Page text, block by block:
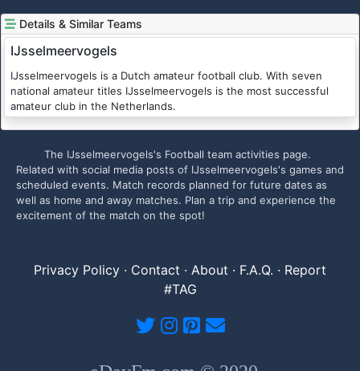
Details & Similar Teams
IJsselmeervogels
IJsselmeervogels is a Dutch amateur football club. With seven
national amateur titles IJsselmeervogels is the most successful
amateur club in the Netherlands.
The IJsselmeervogels's Football team activities page.
Related with social media posts of IJsselmeervogels's games and
scheduled events. Match records planned for future dates as
well as home and away matches. Plan a trip and experience the
excitement of the match on the spot!
Privacy Policy · Contact · About · F.A.Q. · Report
#TAG